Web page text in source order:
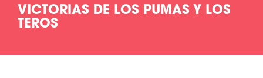
VICTORIAS DE LOS PUMAS Y LOS
TEROS